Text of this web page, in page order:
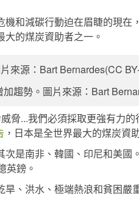
和減碳行動迫在眉睫的現在，
的煤炭資助者之一。
趨勢。圖片來源：Bart
脅...我們必須採取更強有力
，日本是全世界最大的煤炭資
是南非、韓國、印尼和美
英鎊。
、洪水、極端熱浪和貧困